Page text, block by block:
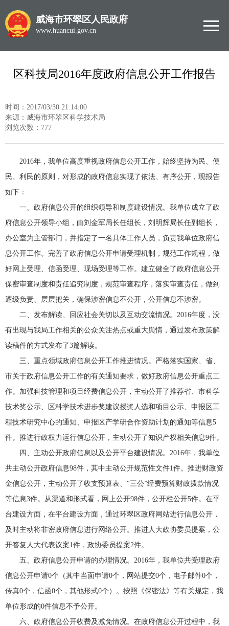
威海市环翠区人民政府
www.huancui.gov.cn
区科技局2016年度政府信息公开工作报告
时间：2017/03/30 21:14:00
来源：威海市环翠区科学技术局
浏览次数： 777
2016年，我单位高度重视政府信息公开工作，始终坚持为民、便
民、利民的原则，对形成的政府信息实现了依法、有序公开，现报告
如下：
一、政府信息公开的组织领导和制度建设情况。我单位成立了政
府信息公开领导小组，由刘金军局长任组长，刘明辉局长任副组长，
办公室为主管部门，并指定了一名具体工作人员，负责我单位政府信
息公开工作。完善了政府信息公开申请受理机制，规范工作规程，做
好网上受理、信函受理、现场受理等工作。建立健全了政府信息公开
保密审查制度和责任追究制度，规范审查程序，落实审查责任，做到
逐级负责、层层把关，确保涉密信息不公开，公开信息不涉密。
二、发布解读、回应社会关切以及互动交流情况。2016年度，没
有出现与我局工作相关的公众关注热点或重大舆情，通过发布政策解
读稿件的方式发布了3篇解读。
三、重点领域政府信息公开工作推进情况。严格落实国家、省、
市关于政府信息公开工作的有关通知要求，做好政府信息公开重点工
作。加强科技管理和项目经费信息公开，主动公开了推荐省、市科学
技术奖公示、区科学技术进步奖建议授奖人选和项目公示、申报区工
程技术研究中心的通知、申报区产学研合作资助计划的通知等信息5
件。推进行政权力运行信息公开，主动公开了知识产权相关信息9件。
四、主动公开政府信息以及公开平台建设情况。2016年，我单位
共主动公开政府信息98件，其中主动公开规范性文件1件。推进财政资
金信息公开，主动公开了收支预算表、“三公”经费预算财政拨款情况
等信息3件。从渠道和形式看，网上公开98件，公开栏公开5件。在平
台建设方面，在平台建设方面，通过环翠区政府网站进行信息公开，
及时主动将非密政府信息进行网络公开。推进人大政协委员提案，公
开答复人大代表议案1件，政协委员提案2件。
五、政府信息公开申请的办理情况。2016年，我单位共受理政府
信息公开申请0个（其中当面申请0个，网站提交0个，电子邮件0个，
传真0个，信函0个，其他形式0个）。按照《保密法》等有关规定，我
单位形成的0件信息不予公开。
六、政府信息公开收费及减免情况。在政府信息公开过程中，我